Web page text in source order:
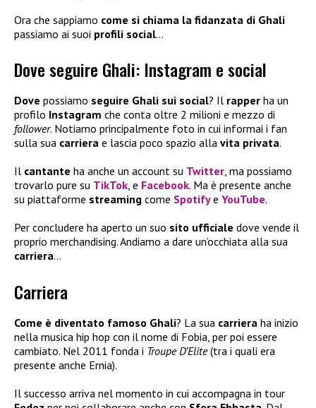
Ora che sappiamo come si chiama la fidanzata di Ghali
passiamo ai suoi profili social…
Dove seguire Ghali: Instagram e social
Dove possiamo seguire Ghali sui social? Il rapper ha un
profilo Instagram che conta oltre 2 milioni e mezzo di
follower. Notiamo principalmente foto in cui informai i fan
sulla sua carriera e lascia poco spazio alla vita privata.
Il cantante ha anche un account su Twitter, ma possiamo
trovarlo pure su TikTok, e Facebook. Ma è presente anche
su piattaforme streaming come Spotifye YouTube.
Per concludere ha aperto un suo sito ufficiale dove vende il
proprio merchandising. Andiamo a dare un’occhiata alla sua
carriera…
Carriera
Come è diventato famoso Ghali? La sua carriera ha inizio
nella musica hip hop con il nome di Fobia, per poi essere
cambiato. Nel 2011 fonda i Troupe D’Elite(tra i quali era
presente anche Ernia).
Il successo arriva nel momento in cui accompagna in tour